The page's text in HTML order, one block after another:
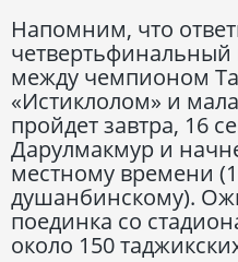
Напомним, что
между чемпионом
«Истиклолом» и
пройдет завтра, 16
Дарулмакмур и
местному времени
душанбинскому).
поединка со
около 150